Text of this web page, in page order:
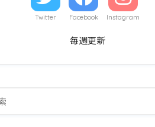
Twitter Facebook Instagram
毎週更新